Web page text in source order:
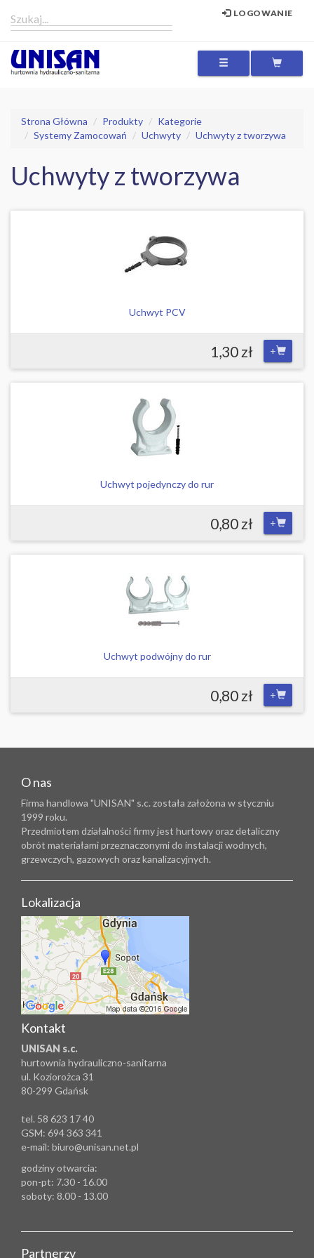
LOGOWANIE
MENU
Strona Główna Produkty
Kategorie
Systemy Zamocowań
Uchwyty Uchwyty z tworzywa
Uchwyty z tworzywa
Uchwyt PCV
1,30 zł +
Uchwyt pojedynczy do rur
0,80 zł +
Uchwyt podwójny do rur
0,80 zł +
O nas
Firma handlowa "UNISAN" s.c. została założona w styczniu
1999 roku.
Przedmiotem działalności firmy jest hurtowy oraz detaliczny
obrót materiałami przeznaczonymi do instalacji wodnych,
grzewczych, gazowych oraz kanalizacyjnych.
Lokalizacja
Kontakt
UNISAN s.c.
hurtownia hydrauliczno-sanitarna
ul. Koziorożca 31
80-299 Gdańsk
tel. 58 623 17 40
GSM: 694 363 341
e-mail: biuro@unisan.net.pl
godziny otwarcia:
pon-pt: 7.30 - 16.00
soboty: 8.00 - 13.00
Partnerzy